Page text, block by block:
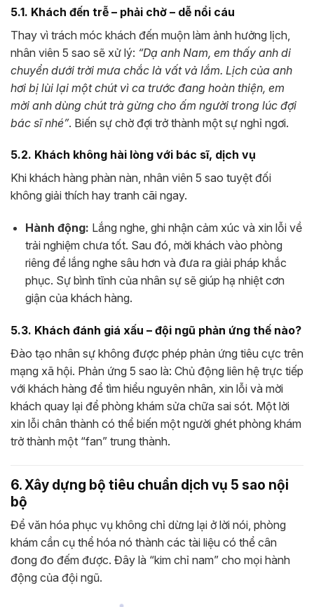
5.1. Khách đến trễ – phải chờ – dễ nổi cáu
Thay vì trách móc khách đến muộn làm ảnh hưởng lịch,
nhân viên 5 sao sẽ xử lý: “Dạ anh Nam, em thấy anh di
chuyển dưới trời mưa chắc là vất vả lắm. Lịch của anh
hơi bị lùi lại một chút vì ca trước đang hoàn thiện, em
mời anh dùng chút trà gừng cho ấm người trong lúc đợi
bác sĩ nhé”. Biến sự chờ đợi trở thành một sự nghỉ ngơi.
5.2. Khách không hài lòng với bác sĩ, dịch vụ
Khi khách hàng phàn nàn, nhân viên 5 sao tuyệt đối
không giải thích hay tranh cãi ngay.
Hành động: Lắng nghe, ghi nhận cảm xúc và xin lỗi về
trải nghiệm chưa tốt. Sau đó, mời khách vào phòng
riêng để lắng nghe sâu hơn và đưa ra giải pháp khắc
phục. Sự bình tĩnh của nhân sự sẽ giúp hạ nhiệt cơn
giận của khách hàng.
5.3. Khách đánh giá xấu – đội ngũ phản ứng thế nào?
Đào tạo nhân sự không được phép phản ứng tiêu cực trên
mạng xã hội. Phản ứng 5 sao là: Chủ động liên hệ trực tiếp
với khách hàng để tìm hiểu nguyên nhân, xin lỗi và mời
khách quay lại để phòng khám sửa chữa sai sót. Một lời
xin lỗi chân thành có thể biến một người ghét phòng khám
trở thành một “fan” trung thành.
6. Xây dựng bộ tiêu chuẩn dịch vụ 5 sao nội
bộ
Để văn hóa phục vụ không chỉ dừng lại ở lời nói, phòng
khám cần cụ thể hóa nó thành các tài liệu có thể cân
đong đo đếm được. Đây là “kim chỉ nam” cho mọi hành
động của đội ngũ.